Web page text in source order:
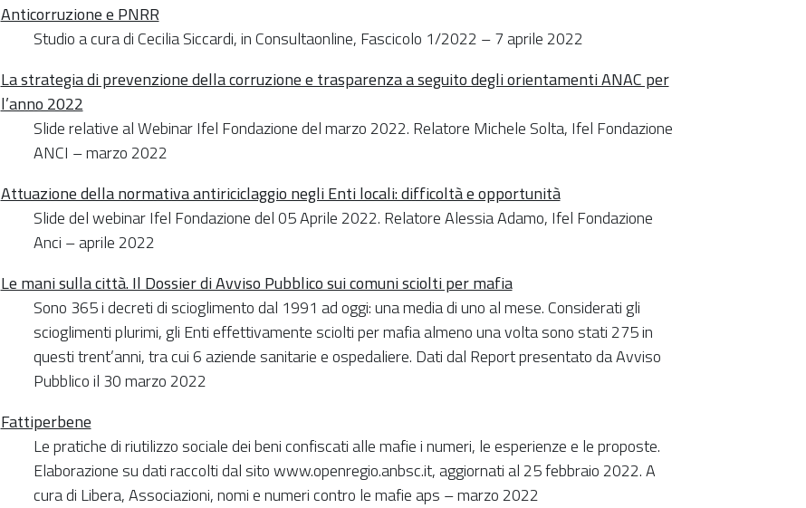
Anticorruzione e PNRR
Studio a cura di Cecilia Siccardi, in Consultaonline, Fascicolo 1/2022 – 7 aprile 2022
La strategia di prevenzione della corruzione e trasparenza a seguito degli orientamenti ANAC per
l’anno 2022
Slide relative al Webinar Ifel Fondazione del marzo 2022. Relatore Michele Solta, Ifel Fondazione
ANCI – marzo 2022
Attuazione della normativa antiriciclaggio negli Enti locali: difficoltà e opportunità
Slide del webinar Ifel Fondazione del 05 Aprile 2022. Relatore Alessia Adamo, Ifel Fondazione
Anci – aprile 2022
Le mani sulla città. Il Dossier di Avviso Pubblico sui comuni sciolti per mafia
Sono 365 i decreti di scioglimento dal 1991 ad oggi: una media di uno al mese. Considerati gli
scioglimenti plurimi, gli Enti effettivamente sciolti per mafia almeno una volta sono stati 275 in
questi trent’anni, tra cui 6 aziende sanitarie e ospedaliere. Dati dal Report presentato da Avviso
Pubblico il 30 marzo 2022
Fattiperbene
Le pratiche di riutilizzo sociale dei beni confiscati alle mafie i numeri, le esperienze e le proposte.
Elaborazione su dati raccolti dal sito www.openregio.anbsc.it, aggiornati al 25 febbraio 2022. A
cura di Libera, Associazioni, nomi e numeri contro le mafie aps – marzo 2022